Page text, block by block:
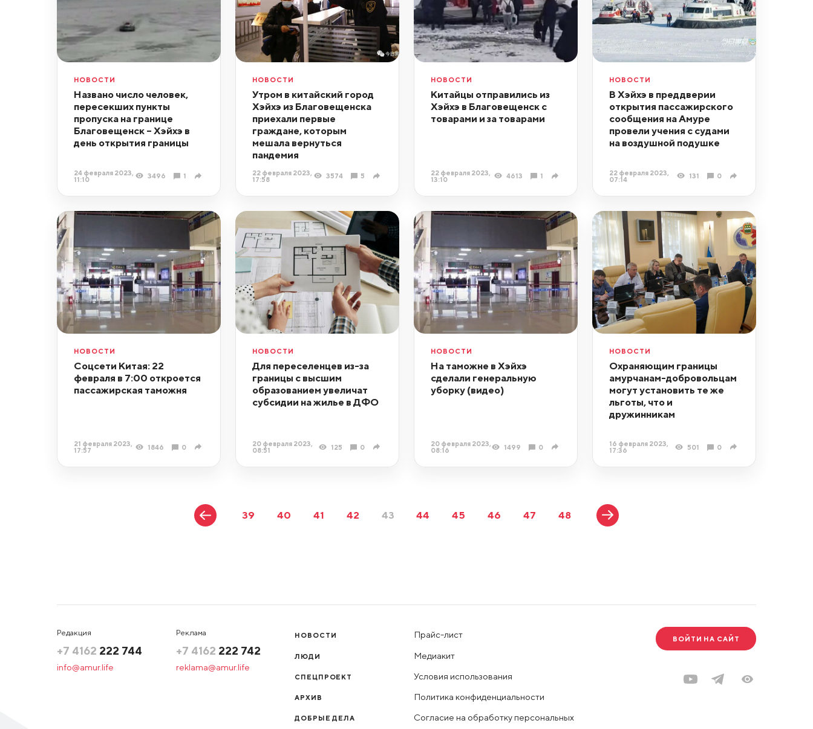
НОВОСТИ
Названо число человек,
пересекших пункты
пропуска на границе
Благовещенск – Хэйхэ в
день открытия границы
24 февраля 2023,
11:10
3496 1
НОВОСТИ
Утром в китайский город
Хэйхэ из Благовещенска
приехали первые
граждане, которым
мешала вернуться
пандемия
22 февраля 2023,
17:58
3574 5
НОВОСТИ
Китайцы отправились из
Хэйхэ в Благовещенск с
товарами и за товарами
22 февраля 2023,
13:10
4613 1
НОВОСТИ
В Хэйхэ в преддверии
открытия пассажирского
сообщения на Амуре
провели учения с судами
на воздушной подушке
22 февраля 2023,
07:14
131 0
НОВОСТИ
Соцсети Китая: 22
февраля в 7:00 откроется
пассажирская таможня
21 февраля 2023,
17:57
1846 0
НОВОСТИ
Для переселенцев из-за
границы с высшим
образованием увеличат
субсидии на жилье в ДФО
20 февраля 2023,
08:51
125 0
НОВОСТИ
На таможне в Хэйхэ
сделали генеральную
уборку (видео)
20 февраля 2023,
08:16
1499 0
НОВОСТИ
Охраняющим границы
амурчанам-добровольцам
могут установить те же
льготы, что и
дружинникам
16 февраля 2023,
17:36
501 0
39 40 41 42 43 44 45 46 47 48
Редакция
+7 4162 222 744
info@amur.life
Реклама
+7 4162 222 742
reklama@amur.life
НОВОСТИ
ЛЮДИ
СПЕЦПРОЕКТ
АРХИВ
ДОБРЫЕ ДЕЛА
Прайс-лист
Медиакит
Условия использования
Политика конфиденциальности
Согласие на обработку персональных
ВОЙТИ НА САЙТ